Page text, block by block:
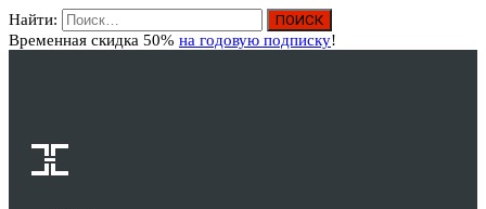
Найти:
Временная скидка 50% на годовую подписку!